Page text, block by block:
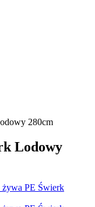
280cm
Lodowy